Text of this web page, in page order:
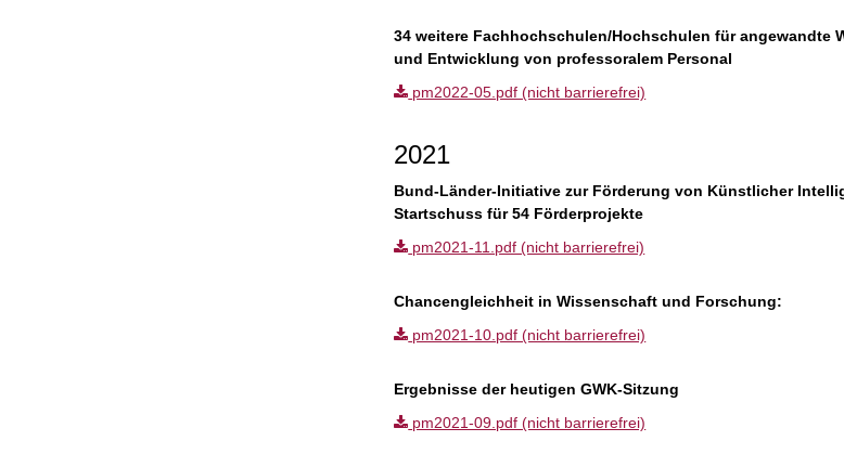
34 weitere Fachhochschulen/Hochschulen für angewandte
und Entwicklung von professoralem Personal
pm2022-05.pdf (nicht barrierefrei)
2021
Bund-Länder-Initiative zur Förderung von Künstlicher
Startschuss für 54 Förderprojekte
pm2021-11.pdf (nicht barrierefrei)
Chancengleichheit in Wissenschaft und Forschung:
pm2021-10.pdf (nicht barrierefrei)
Ergebnisse der heutigen GWK-Sitzung
pm2021-09.pdf (nicht barrierefrei)